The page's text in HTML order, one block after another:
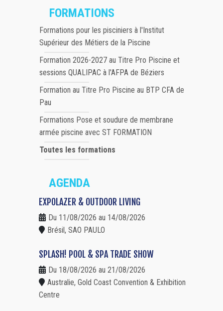
FORMATIONS
Formations pour les pisciniers à l'Institut
Supérieur des Métiers de la Piscine
Formation 2026-2027 au Titre Pro Piscine et
sessions QUALIPAC à l'AFPA de Béziers
Formation au Titre Pro Piscine au BTP CFA de
Pau
Formations Pose et soudure de membrane
armée piscine avec ST FORMATION
Toutes les formations
AGENDA
EXPOLAZER & OUTDOOR LIVING
Du 11/08/2026 au 14/08/2026
Brésil, SAO PAULO
SPLASH! POOL & SPA TRADE SHOW
Du 18/08/2026 au 21/08/2026
Australie, Gold Coast Convention & Exhibition
Centre